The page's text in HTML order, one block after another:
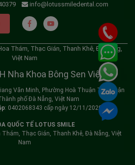
info@lotussmiledental.com
Thám, Thạc Gián, Thanh Khê, Đà Nẵng,
Việt Nam
Nha Khoa Bông Sen Việt
Văn Minh, Phường Hoà Thuận Tây, Quận
phố Đà Nẵng, Việt Nam
: 0402068343 cấp ngày 12/11/2020
QUỐC TẾ LOTUS SMILE
Thám, Thạc Gián, Thanh Khê, Đà Nẵng, Việt
Nam